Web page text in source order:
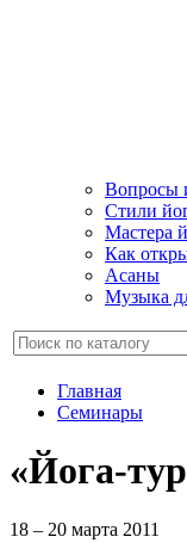
Вопросы
Стили
Мастера
Как
Асаны
Музыка
Главная
Семинары
«Йога-
18 – 20 марта 2011